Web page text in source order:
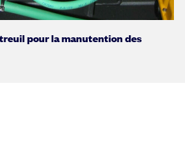
pour la manutention des